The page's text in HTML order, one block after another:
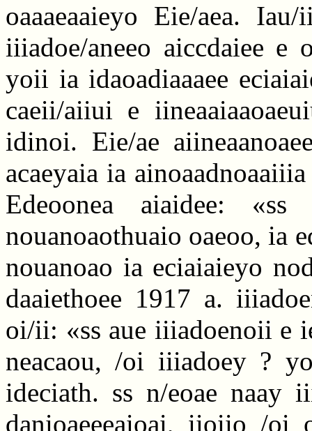
oaaaeaaieyo Eie/aea.
iiiadoe/aneeo aiccdaiee e
yoii ia idaoadiaaaee
caeii/aiiui e
idinoi. Eie/ae
acaeyaia ia
Edeoonea aiaidee:
nouanoaothuaio oaeoo, ia
nouanoao ia eciaiaieyo
daaiethoee 1917 a.
oi/ii: «ss aue iiiadoenoii e
neacaou, /oi iiiadoey ?
ideciath. ss n/eoae naay
danioaeeeaioai, iioiio /oi